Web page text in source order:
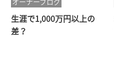
生涯で1,000万円以上の
差？